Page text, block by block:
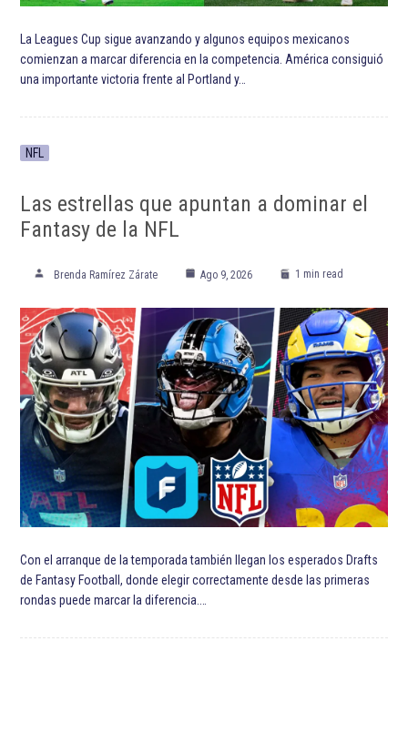
La Leagues Cup sigue avanzando y algunos equipos mexicanos
comienzan a marcar diferencia en la competencia. América consiguió
una importante victoria frente al Portland y…
NFL
Las estrellas que apuntan a dominar el
Fantasy de la NFL
Brenda Ramírez Zárate Ago 9, 2026 1 min read
Con el arranque de la temporada también llegan los esperados Drafts
de Fantasy Football, donde elegir correctamente desde las primeras
rondas puede marcar la diferencia.…